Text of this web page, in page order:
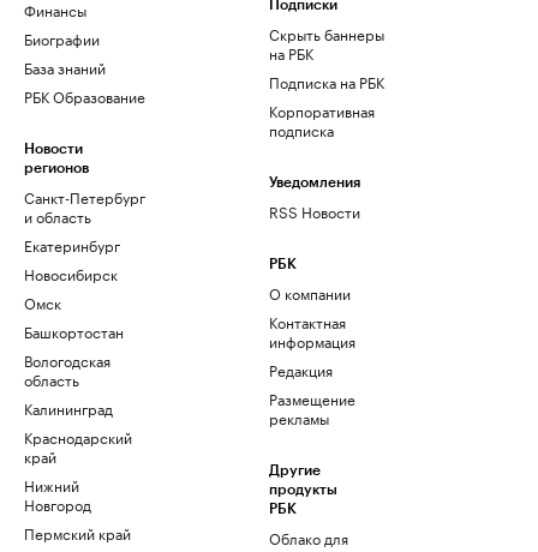
Финансы
Биографии
База знаний
РБК Образование
Новости
регионов
Санкт-Петербург
и область
Екатеринбург
Новосибирск
Омск
Башкортостан
Вологодская
область
Калининград
Краснодарский
край
Нижний
Новгород
Пермский край
Подписки
Скрыть баннеры
на РБК
Подписка на РБК
Корпоративная
подписка
Уведомления
RSS Новости
РБК
О компании
Контактная
информация
Редакция
Размещение
рекламы
Другие
продукты
РБК
Облако для